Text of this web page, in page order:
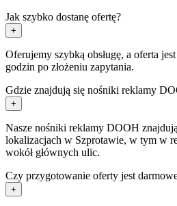
Jak szybko dostanę ofertę?
+
Oferujemy szybką obsługę, a oferta
godzin po złożeniu zapytania.
Gdzie znajdują się nośniki reklamy
+
Nasze nośniki reklamy DOOH
lokalizacjach w Szprotawie, w tym w
wokół głównych ulic.
Czy przygotowanie oferty jest
+